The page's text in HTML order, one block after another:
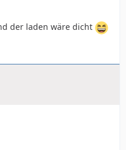
der laden wäre dicht